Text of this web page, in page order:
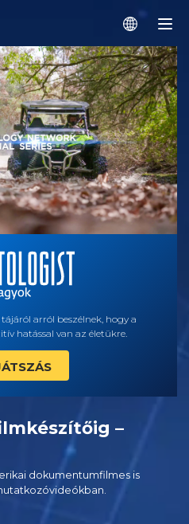
arról beszélnek, hogy a
hatással van az életükre.
–
dokumentumfilmes is